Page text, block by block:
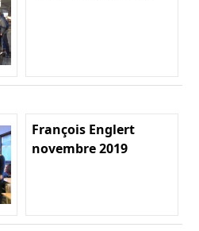
François Englert
novembre 2019